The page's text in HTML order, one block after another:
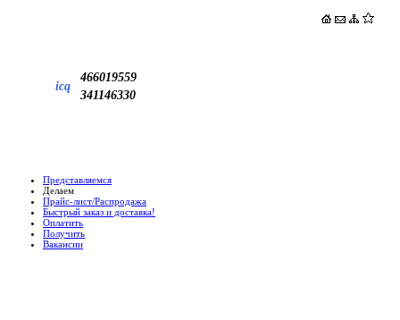
icq
466019559
341146330
Представляемся
Делаем
Прайс-лист/Распродажа
Быстрый заказ и доставка!
Оплатить
Получить
Вакансии